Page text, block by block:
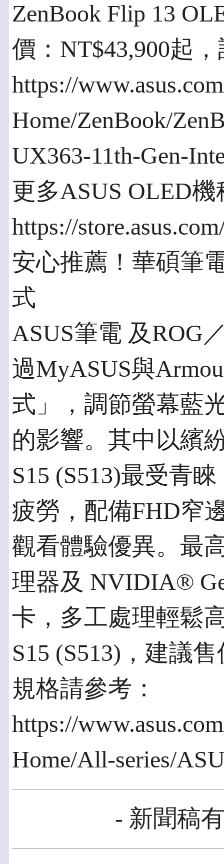
ZenBook Flip 13
價：NT$43,900起
https://
Home/ZenBook/
UX363-11th-Gen-
更多ASUS OLED機
https://
安心推薦！華碩筆
式
ASUS筆電 及ROG
過MyASUS與
式」，調節螢幕藍
的影響。其中以繽
S15 (S513)最受青
疲勞，配備FHD窄
觀看體驗優異。最
理器及 NVIDIA®
卡，多工處理輕鬆
S15 (S513)，建議
規格請參考：
https://
Home/All-series/
- 新聞稿